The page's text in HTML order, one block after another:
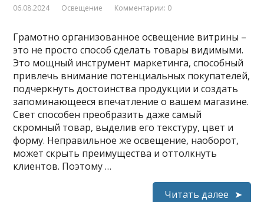
06.08.2024 Освещение Комментарии: 0
Грамотно организованное освещение витрины –
это не просто способ сделать товары видимыми.
Это мощный инструмент маркетинга, способный
привлечь внимание потенциальных покупателей,
подчеркнуть достоинства продукции и создать
запоминающееся впечатление о вашем магазине.
Свет способен преобразить даже самый
скромный товар, выделив его текстуру, цвет и
форму. Неправильное же освещение, наоборот,
может скрыть преимущества и оттолкнуть
клиентов. Поэтому …
Читать далее